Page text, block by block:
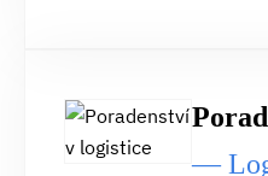
Poradenství
Poradenství
v
—